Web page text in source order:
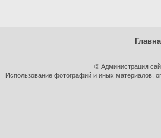
© Администрация
Использование фотографий и иных материалов,